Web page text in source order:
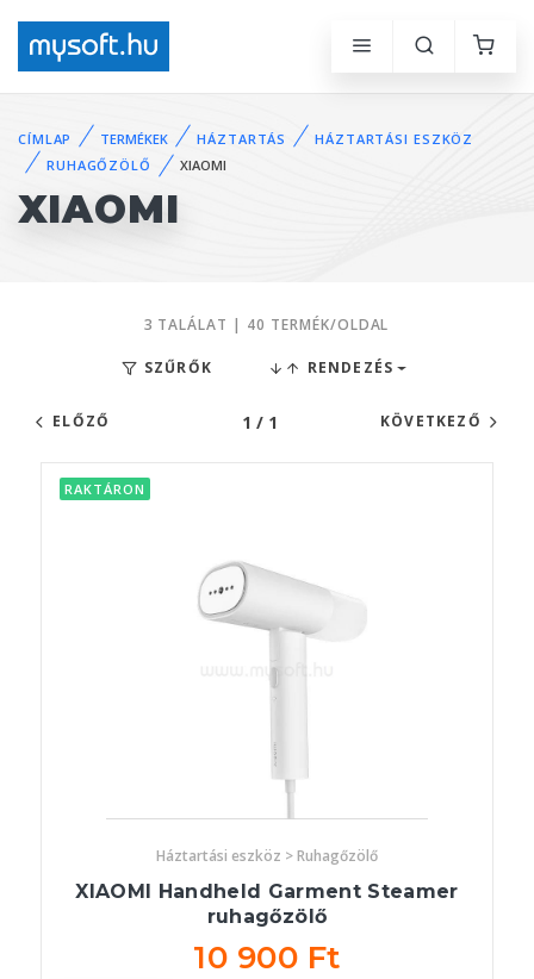
CÍMLAP TERMÉKEK HÁZTARTÁS
HÁZTARTÁSI ESZKÖZ
RUHAGŐZÖLŐ
XIAOMI
XIAOMI
3 TALÁLAT | 40 TERMÉK/OLDAL
SZŰRŐK RENDEZÉS
ELŐZŐ 1 / 1 KÖVETKEZŐ
RAKTÁRON
Háztartási eszköz > Ruhagőzölő
XIAOMI Handheld Garment Steamer
ruhagőzölő
10 900 Ft